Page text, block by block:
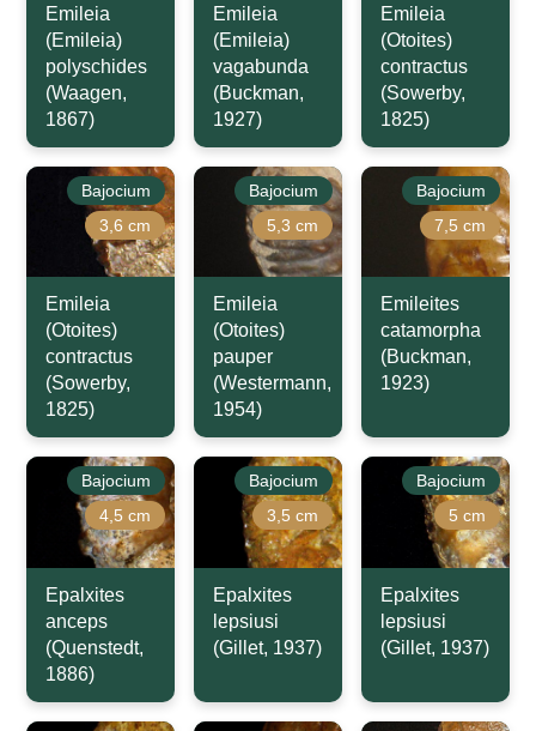
Emileia
(Emileia)
polyschides
(Waagen,
1867)
Emileia
(Emileia)
vagabunda
(Buckman,
1927)
Emileia
(Otoites)
contractus
(Sowerby,
1825)
Bajocium
3,6 cm
Emileia
(Otoites)
contractus
(Sowerby,
1825)
Bajocium
5,3 cm
Emileia
(Otoites)
pauper
(Westermann,
1954)
Bajocium
7,5 cm
Emileites
catamorpha
(Buckman,
1923)
Bajocium
4,5 cm
Epalxites
anceps
(Quenstedt,
1886)
Bajocium
3,5 cm
Epalxites
lepsiusi
(Gillet, 1937)
Bajocium
5 cm
Epalxites
lepsiusi
(Gillet, 1937)